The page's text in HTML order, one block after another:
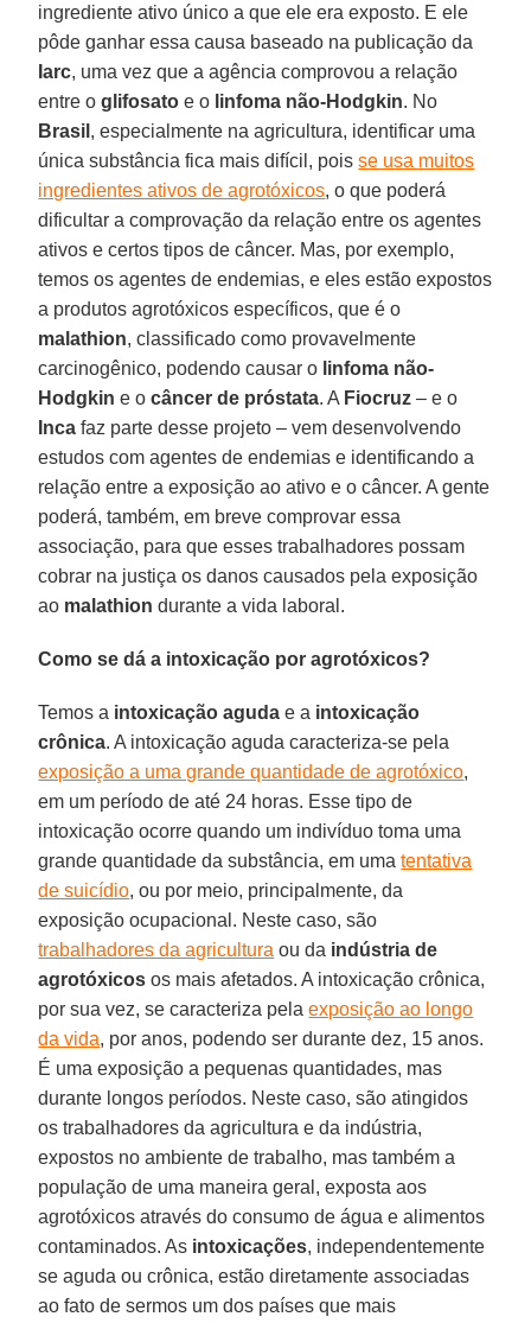
ingrediente ativo único a que ele era exposto. E ele
pôde ganhar essa causa baseado na publicação da
Iarc, uma vez que a agência comprovou a relação
entre oglifosato e o linfoma não-Hodgkin. No
Brasil , especialmente na agricultura, identificar uma
única substância fica mais difícil, poisse usa muitos
ingredientes ativos de agrotóxicos, o que poderá
dificultar a comprovação da relação entre os agentes
ativos e certos tipos de câncer. Mas, por exemplo,
temos os agentes de endemias, e eles estão expostos
a produtos agrotóxicos específicos, que é o
malathion, classificado como provavelmente
carcinogênico, podendo causar o linfoma não-
Hodgkin e ocâncer de próstata. A Fiocruz – e o
Inca faz parte desse projeto – vem desenvolvendo
estudos com agentes de endemias e identificando a
relação entre a exposição ao ativo e o câncer. A gente
poderá, também, em breve comprovar essa
associação, para que esses trabalhadores possam
cobrar na justiça os danos causados pela exposição
ao malathion durante a vida laboral.
Como se dá a intoxicação por agrotóxicos?
Temos a intoxicação aguda e a intoxicação
crônica. A intoxicação aguda caracteriza-se pela
exposição a uma grande quantidade de agrotóxico,
em um período de até 24 horas. Esse tipo de
intoxicação ocorre quando um indivíduo toma uma
grande quantidade da substância, em umatentativa
de suicídio, ou por meio, principalmente, da
exposição ocupacional. Neste caso, são
trabalhadores da agricultura ou da indústria de
agrotóxicos os mais afetados. A intoxicação crônica,
por sua vez, se caracteriza pelaexposição ao longo
da vida, por anos, podendo ser durante dez, 15 anos.
É uma exposição a pequenas quantidades, mas
durante longos períodos. Neste caso, são atingidos
os trabalhadores da agricultura e da indústria,
expostos no ambiente de trabalho, mas também a
população de uma maneira geral, exposta aos
agrotóxicos através do consumo de água e alimentos
contaminados. As intoxicações, independentemente
se aguda ou crônica, estão diretamente associadas
ao fato de sermos um dos países que mais